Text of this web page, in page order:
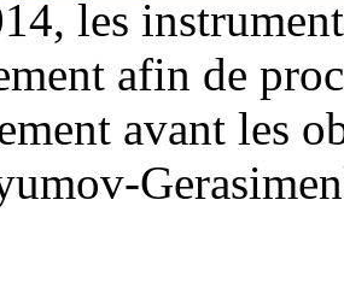
les
afin de
avant les